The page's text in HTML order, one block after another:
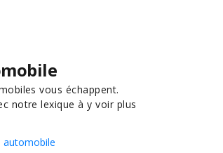
vous échappent.
notre lexique à y voir plus
automobile